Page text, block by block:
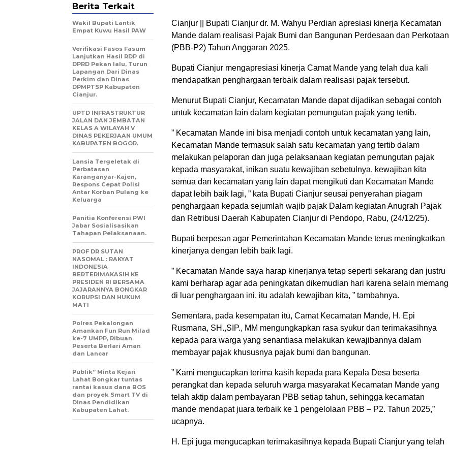
Cianjur || Bupati Cianjur dr. M. Wahyu Perdian apresiasi kinerja Kecamatan
Mande dalam realisasi Pajak Bumi dan Bangunan Perdesaan dan Perkotaan
(PBB-P2) Tahun Anggaran 2025.
Bupati Cianjur mengapresiasi kinerja Camat Mande yang telah dua kali
mendapatkan penghargaan terbaik dalam realisasi pajak tersebut.
Menurut Bupati Cianjur, Kecamatan Mande dapat dijadikan sebagai contoh
untuk kecamatan lain dalam kegiatan pemungutan pajak yang tertib.
” Kecamatan Mande ini bisa menjadi contoh untuk kecamatan yang lain,
Kecamatan Mande termasuk salah satu kecamatan yang tertib dalam
melakukan pelaporan dan juga pelaksanaan kegiatan pemungutan pajak
kepada masyarakat, inikan suatu kewajiban sebetulnya, kewajiban kita
semua dan kecamatan yang lain dapat mengikuti dan Kecamatan Mande
dapat lebih baik lagi, ” kata Bupati Cianjur seusai penyerahan piagam
penghargaan kepada sejumlah wajib pajak Dalam kegiatan Anugrah Pajak
dan Retribusi Daerah Kabupaten Cianjur di Pendopo, Rabu, (24/12/25).
Bupati berpesan agar Pemerintahan Kecamatan Mande terus meningkatkan
kinerjanya dengan lebih baik lagi.
” Kecamatan Mande saya harap kinerjanya tetap seperti sekarang dan justru
kami berharap agar ada peningkatan dikemudian hari karena selain memang
di luar penghargaan ini, itu adalah kewajiban kita, ” tambahnya.
Sementara, pada kesempatan itu, Camat Kecamatan Mande, H. Epi
Rusmana, SH.,SIP., MM mengungkapkan rasa syukur dan terimakasihnya
kepada para warga yang senantiasa melakukan kewajibannya dalam
membayar pajak khususnya pajak bumi dan bangunan.
” Kami mengucapkan terima kasih kepada para Kepala Desa beserta
perangkat dan kepada seluruh warga masyarakat Kecamatan Mande yang
telah aktip dalam pembayaran PBB setiap tahun, sehingga kecamatan
mande mendapat juara terbaik ke 1 pengelolaan PBB – P2. Tahun 2025,”
ucapnya.
H. Epi juga mengucapkan terimakasihnya kepada Bupati Cianjur yang telah
Berita Terkait
Wakil Bupati Lantik
Empat Kuwu Hasil PAW
Verifikasi Fasos Fasum
Lanjutkan Hasil RDP di
DPRD Pekan lalu, Turun
Lapangan Dari Dinas
Perkim dan Dinas
DPMPTSP Kabupaten
Cianjur.
UPTD INFRASTRUKTUR
JALAN DAN JEMBATAN
KELAS A WILAYAH V
DINAS PEKERJAAN UMUM
KABUPATEN BOGOR.
Lansia Tergeletak di
Perbatasan
Karanganyar-Kajen,
Respons Cepat Polisi
Antar Korban Pulang ke
Keluarga
Panitia Konferensi PWI
Jabar Sosialisasikan
Tahapan Pelaksanaan.
PROF DR SUTAN
NASOMAL : RAKYAT
INDONESIA
BERTERIMAKASIH KE
PRESIDEN RI BERSAMA
JAJARANNYA BONGKAR
KORUPSI DAN HUKUM
MATI
Polres Pekalongan
Amankan Fun Run Milad
ke-7 UMPP, Ribuan
Peserta Berlari Aman
dan Lancar
Publik” Minta Kejari
Lahat Bongkar tuntas
rantai kasus dana BOS
dan proyek Smart TV di
Dinas Pendidikan
Kabupaten Lahat.